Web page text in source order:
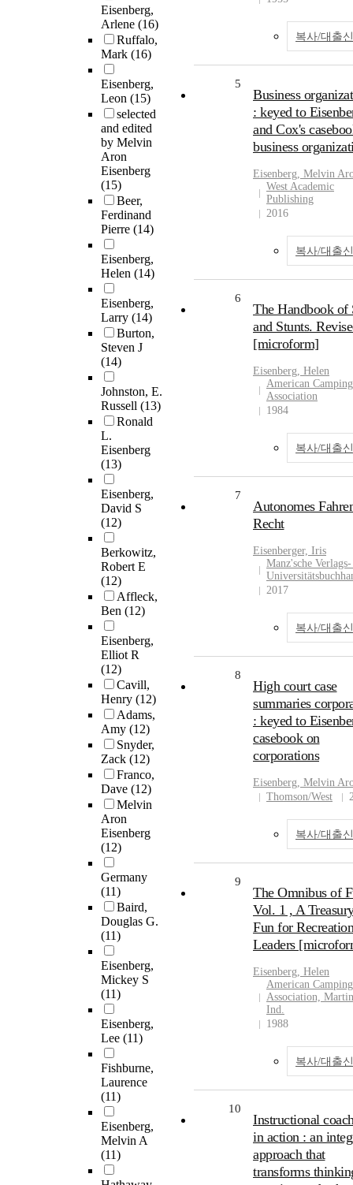
Eisenberg,
Arlene (16)
Ruffalo,
Mark (16)
Eisenberg,
Leon (15)
selected
and edited
by Melvin
Aron
Eisenberg
(15)
Beer,
Ferdinand
Pierre (14)
Eisenberg,
Helen (14)
Eisenberg,
Larry (14)
Burton,
Steven J
(14)
Johnston, E.
Russell (13)
Ronald
L.
Eisenberg
(13)
Eisenberg,
David S
(12)
Berkowitz,
Robert E
(12)
Affleck,
Ben (12)
Eisenberg,
Elliot R
(12)
Cavill,
Henry (12)
Adams,
Amy (12)
Snyder,
Zack (12)
Franco,
Dave (12)
Melvin
Aron
Eisenberg
(12)
Germany
(11)
Baird,
Douglas G.
(11)
Eisenberg,
Mickey S
(11)
Eisenberg,
Lee (11)
Fishburne,
Laurence
(11)
Eisenberg,
Melvin A
(11)
복사/대출
5
Business
: keyed to
and Cox's
business
Eisenberg, Melvin
West Academic
Publishing
2016
복사/대출
6
The Handbook of
and Stunts.
[microform]
Eisenberg, Helen
American Camping
Association
1984
복사/대출
7
Autonomes
Recht
Eisenberger, Iris
Manz'sche
2017
복사/대출
8
High court case
summaries
: keyed to
casebook on
corporations
Eisenberg, Melvin
Thomson/West
복사/대출
9
The Omnibus of
Vol. 1 , A
Fun for Recreation
Leaders
Eisenberg, Helen
American Camping
Association,
Ind.
1988
복사/대출
10
Instructional
in action : an
approach that
transforms